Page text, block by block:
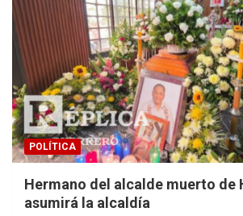
POLÍTICA
Hermano del alcalde muerto de
asumirá la alcaldía